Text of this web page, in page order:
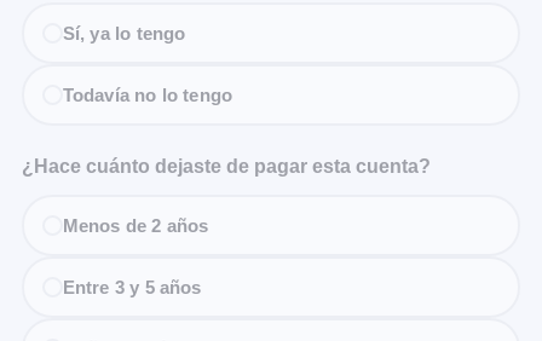
Sí, ya lo tengo
Todavía no lo tengo
¿Hace cuánto dejaste de pagar esta cuenta?
Menos de 2 años
Entre 3 y 5 años